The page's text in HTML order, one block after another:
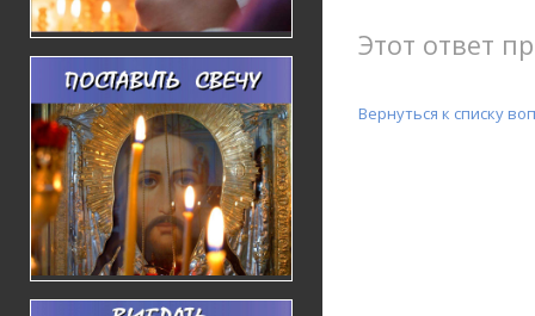
Этот ответ
Вернуться к списку